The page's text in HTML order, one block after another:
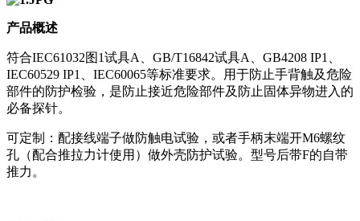
产品概述
符合IEC61032图1试具A、GB/T16842试具A、GB4208 IP1、
IEC60529 IP1、IEC60065等标准要求。用于防止手背触及危险
部件的防护检验，是防止接近危险部件及防止固体异物进入的
必备探针。
可定制：配接线端子做防触电试验，或者手柄末端开M6螺纹
孔（配合推拉力计使用）做外壳防护试验。型号后带F的自带
推力。